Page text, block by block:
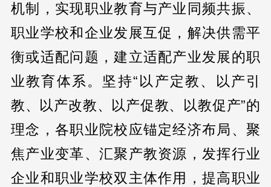
机制，实现职业教育与产业同频共振、
职业学校和企业发展互促，解决供需平
衡或适配问题，建立适配产业发展的职
业教育体系。坚持“以产定教、以产引
教、以产改教、以产促教、以教促产”的
理念，各职业院校应锚定经济布局、聚
焦产业变革、汇聚产教资源，发挥行业
企业和职业学校双主体作用，提高职业